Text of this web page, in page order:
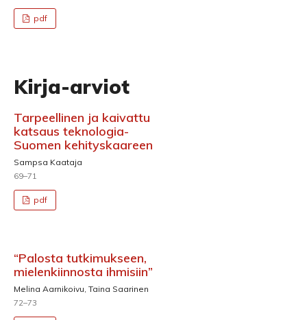
pdf
Kirja-arviot
Tarpeellinen ja kaivattu
katsaus teknologia-
Suomen kehityskaareen
Sampsa Kaataja
69–71
pdf
“Palosta tutkimukseen,
mielenkiinnosta ihmisiin”
Melina Aarnikoivu, Taina Saarinen
72–73